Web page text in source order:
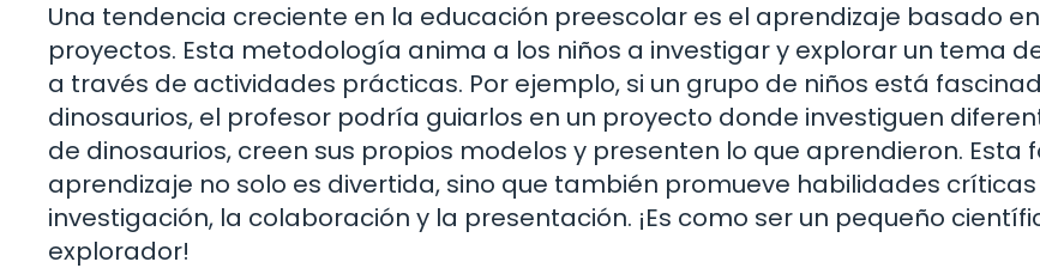
Una tendencia creciente en la educación preescolar es el aprendizaje basado en
proyectos. Esta metodología anima a los niños a investigar y explorar un tema
a través de actividades prácticas. Por ejemplo, si un grupo de niños está
dinosaurios, el profesor podría guiarlos en un proyecto donde investiguen
de dinosaurios, creen sus propios modelos y presenten lo que aprendieron. Esta
aprendizaje no solo es divertida, sino que también promueve habilidades
investigación, la colaboración y la presentación. ¡Es como ser un pequeño
explorador!